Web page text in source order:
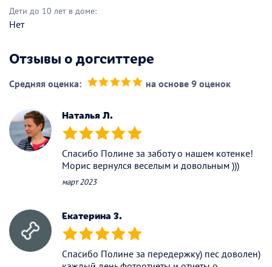
Дети до 10 лет в доме:
Нет
Отзывы о догситтере
Средняя оценка: на основе 9 оценок
Наталья Л.
(*) (*) (*) (*) (*)
Спасибо Полине за заботу о нашем котенке!
Морис вернулся веселым и довольным )))
март 2023
Екатерина З.
(*) (*) (*) (*) (*)
Спасибо Полине за передержку) пес доволен)